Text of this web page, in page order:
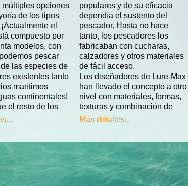
múltiples opciones
de los tipos
el
compuesto por
modelos, con
pescar
las especies de
existentes tanto
marítimos
continentales!
el resto de los
Max los peces
de profesionales!
las formas
diseñadas
durante la
populares y de su eficacia
dependía el sustento del
pescador. Hasta no hace
tanto, los pescadores los
fabricaban con cucharas,
calzadores y otros materiales
de fácil acceso.
Los diseñadores de Lure-Max
han llevado el concepto a otro
nivel con materiales, formas,
texturas y combinación de
colores innovadoras. ¡Como
comprobada! Muchos
pescadores de la elite
internacional están apostando
por las cucharillas ondulantes
Más detalles...